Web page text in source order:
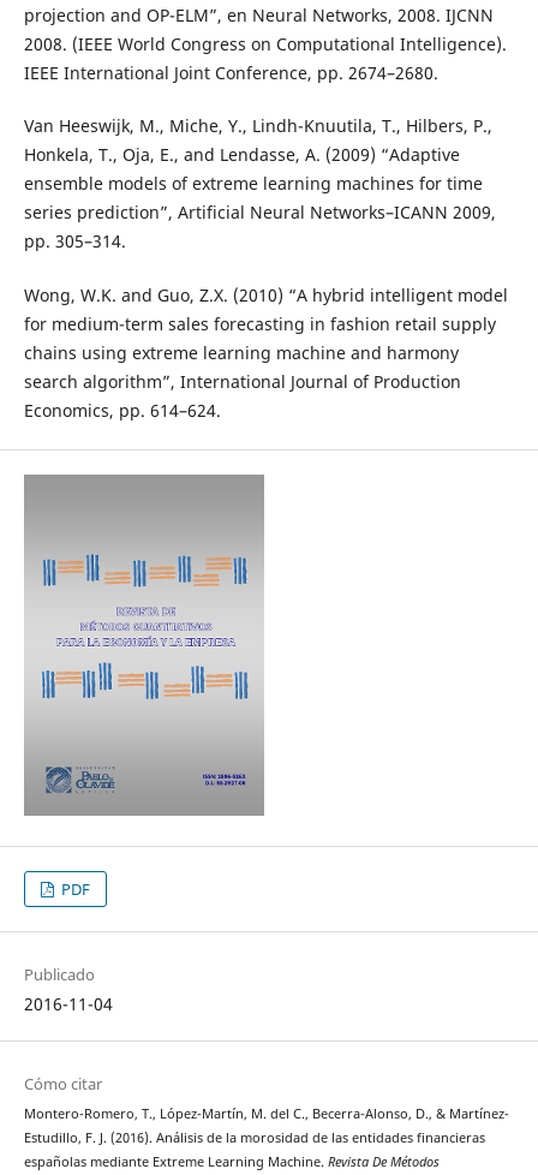
projection and OP-ELM”, en Neural Networks, 2008. IJCNN
2008. (IEEE World Congress on Computational Intelligence).
IEEE International Joint Conference, pp. 2674–2680.
Van Heeswijk, M., Miche, Y., Lindh-Knuutila, T., Hilbers, P.,
Honkela, T., Oja, E., and Lendasse, A. (2009) “Adaptive
ensemble models of extreme learning machines for time
series prediction”, Artificial Neural Networks–ICANN 2009,
pp. 305–314.
Wong, W.K. and Guo, Z.X. (2010) “A hybrid intelligent model
for medium-term sales forecasting in fashion retail supply
chains using extreme learning machine and harmony
search algorithm”, International Journal of Production
Economics, pp. 614–624.
PDF
Publicado
2016-11-04
Cómo citar
Montero-Romero, T., López-Martín, M. del C., Becerra-Alonso, D., & Martínez-
Estudillo, F. J. (2016). Análisis de la morosidad de las entidades financieras
españolas mediante Extreme Learning Machine. Revista De Métodos